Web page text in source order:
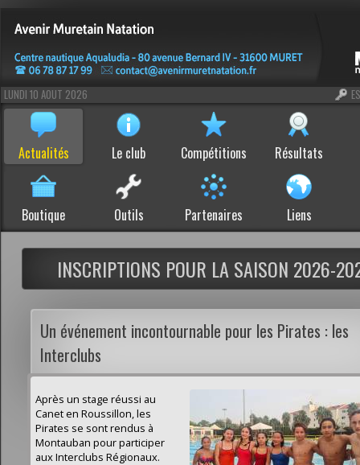
LUNDI 10 AOUT 2026
Actualités Le club Compétitions Résultats
Boutique Outils Partenaires Liens
INSCRIPTIONS POUR LA SAISON 2026-
Un événement incontournable pour les Pirates : les
Interclubs
Après un stage réussi au
Canet en Roussillon, les
Pirates se sont rendus à
Montauban pour participer
aux Interclubs Régionaux.